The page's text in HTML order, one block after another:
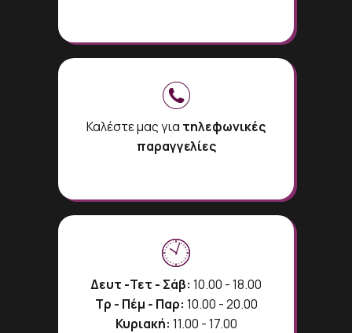
Καλέστε μας για τηλεφωνικές
παραγγελίες
Δευτ -Τετ - Σάβ: 10.00 - 18.00
Τρ - Πέμ - Παρ: 10.00 - 20.00
Κυριακή: 11.00 - 17.00